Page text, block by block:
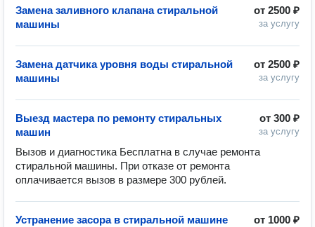
от 2500 ₽
за услугу
Замена заливного клапана стиральной
машины
от 2500 ₽
за услугу
Замена датчика уровня воды стиральной
машины
от 300 ₽
за услугу
Выезд мастера по ремонту стиральных
машин
Вызов и диагностика Бесплатна в случае ремонта
стиральной машины. При отказе от ремонта
оплачивается вызов в размере 300 рублей.
от 1000 ₽
Устранение засора в стиральной машине